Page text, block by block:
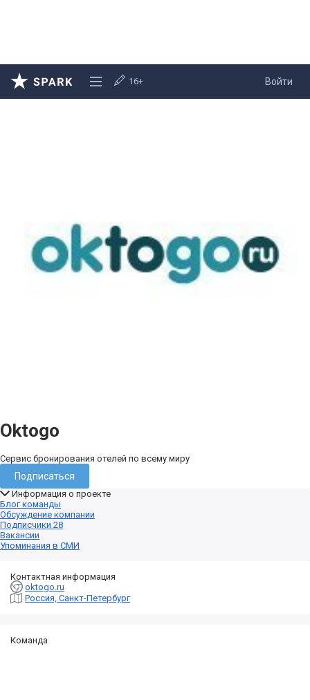
Войти
16+
Oktogo
Сервис бронирования отелей по всему миру
Подписаться
Информация о проекте
Блог команды
Обсуждение компании
Подписчики 28
Вакансии
Упоминания в СМИ
Контактная информация
oktogo.ru
Россия, Санкт-Петербург
Команда